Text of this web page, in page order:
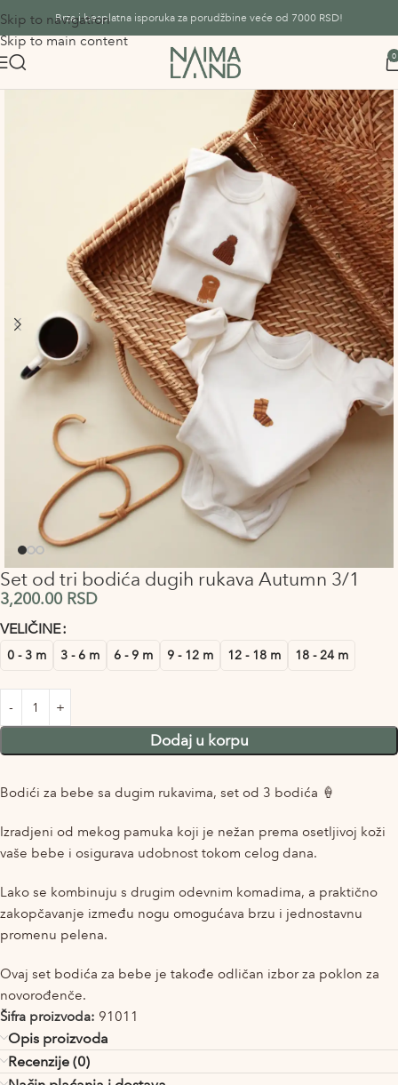
Skip to navigation
Skip to main content
Brza i besplatna isporuka za porudžbine veće od 7000 RSD!
0
Set od tri bodića dugih rukava Autumn 3/1
3,200.00 RSD
VELIČINE
0 - 3 m 3 - 6 m 6 - 9 m 9 - 12 m 12 - 18 m 18 - 24 m
Dodaj u korpu
Alternative:
Bodići za bebe sa dugim rukavima, set od 3 bodića 🍦
Izradjeni od mekog pamuka koji je nežan prema osetljivoj koži
vaše bebe i osigurava udobnost tokom celog dana.
Lako se kombinuju s drugim odevnim komadima, a praktično
zakopčavanje između nogu omogućava brzu i jednostavnu
promenu pelena.
Ovaj set bodića za bebe je takođe odličan izbor za poklon za
novorođenče.
Šifra proizvoda: 91011
Opis proizvoda
Recenzije (0)